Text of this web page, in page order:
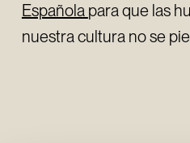
Española para que las
nuestra cultura no se